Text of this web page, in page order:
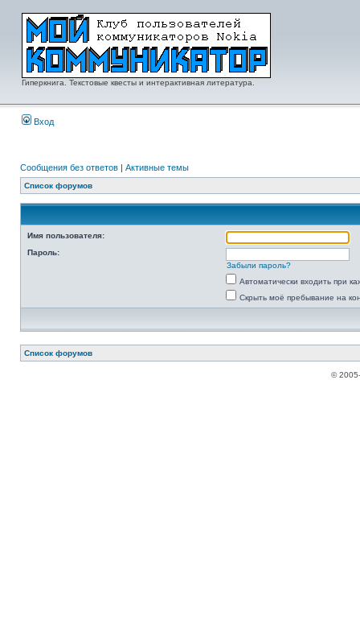
Гиперкнига. Текстовые квесты и интерактивная литература.
Вход
Сообщения без ответов | Активные темы
Список форумов
Имя пользователя:
Пароль:
Забыли пароль?
Автоматически входить при
Скрыть моё пребывание на
Список форумов
©